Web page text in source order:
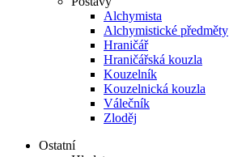
Alchymista
Alchymistické předměty
Hraničář
Hraničářská kouzla
Kouzelník
Kouzelnická kouzla
Válečník
Zloděj
Ostatní